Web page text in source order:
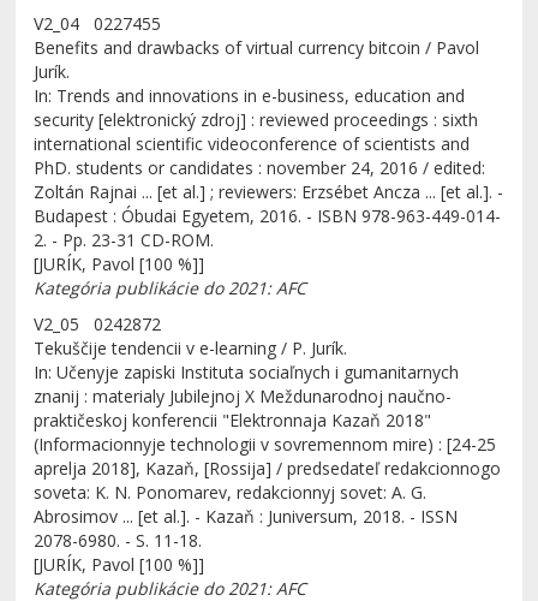
V2_04 0227455
Benefits and drawbacks of virtual currency bitcoin / Pavol
Jurík.
In: Trends and innovations in e-business, education and
security [elektronický zdroj] : reviewed proceedings : sixth
international scientific videoconference of scientists and
PhD. students or candidates : november 24, 2016 / edited:
Zoltán Rajnai ... [et al.] ; reviewers: Erzsébet Ancza ... [et al.]. -
Budapest : Óbudai Egyetem, 2016. - ISBN 978-963-449-014-
2. - Pp. 23-31 CD-ROM.
[JURÍK, Pavol [100 %]]
Kategória publikácie do 2021: AFC
V2_05 0242872
Tekuščije tendencii v e-learning / P. Jurík.
In: Učenyje zapiski Instituta sociaľnych i gumanitarnych
znanij : materialy Jubilejnoj X Meždunarodnoj naučno-
praktičeskoj konferencii "Elektronnaja Kazaň 2018"
(Informacionnyje technologii v sovremennom mire) : [24-25
aprelja 2018], Kazaň, [Rossija] / predsedateľ redakcionnogo
soveta: K. N. Ponomarev, redakcionnyj sovet: A. G.
Abrosimov ... [et al.]. - Kazaň : Juniversum, 2018. - ISSN
2078-6980. - S. 11-18.
[JURÍK, Pavol [100 %]]
Kategória publikácie do 2021: AFC